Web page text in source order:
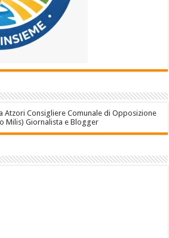
Atzori Consigliere Comunale di Opposizione
Milis) Giornalista e Blogger